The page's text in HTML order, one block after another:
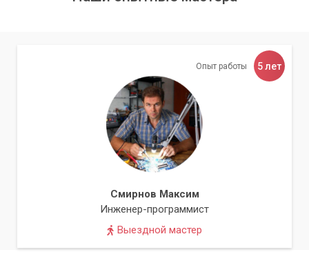
периферийных устройств. Свяжитесь с нами, и мы с
радостью поможем вам восстановить работоспособность
Список услуг нашего сервисного центра «Компьютерный
Ремонт компьютеров;
Ремонт планшетов;
Опыт работы 5 лет
Смирнов Максим
Инженер-программист
Выездной мастер